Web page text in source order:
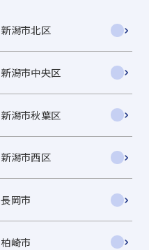
新潟市北区
新潟市中央区
新潟市秋葉区
新潟市西区
長岡市
柏崎市